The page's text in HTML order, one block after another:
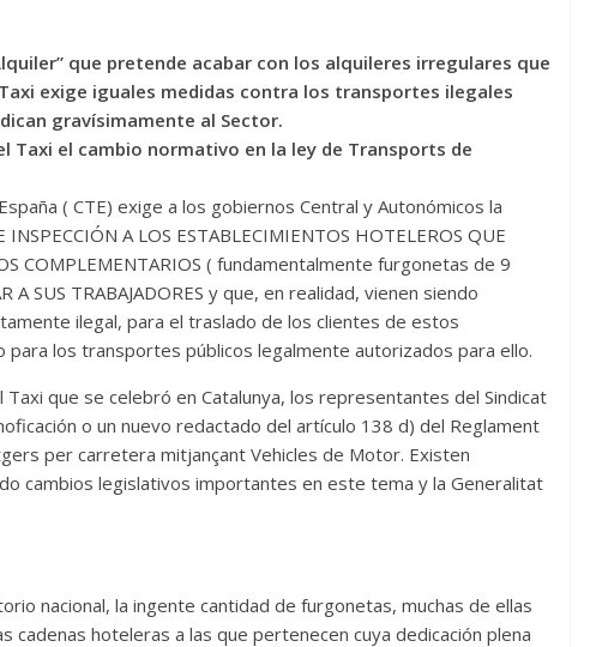
que pretende acabar con los alquileres irregulares que
exige iguales medidas contra los transportes ilegales
gravísimamente al Sector.
Taxi el cambio normativo en la ley de Transports de
( CTE) exige a los gobiernos Central y Autonómicos la
A LOS ESTABLECIMIENTOS HOTELEROS QUE
COMPLEMENTARIOS ( fundamentalmente furgonetas de 9
A SUS TRABAJADORES y que, en realidad, vienen siendo
ilegal, para el traslado de los clientes de estos
los transportes públicos legalmente autorizados para ello.
que se celebró en Catalunya, los representantes del Sindicat
o un nuevo redactado del artículo 138 d) del Reglament
per carretera mitjançant Vehicles de Motor. Existen
cambios legislativos importantes en este tema y la Generalitat
nacional, la ingente cantidad de furgonetas, muchas de ellas
cadenas hoteleras a las que pertenecen cuya dedicación plena